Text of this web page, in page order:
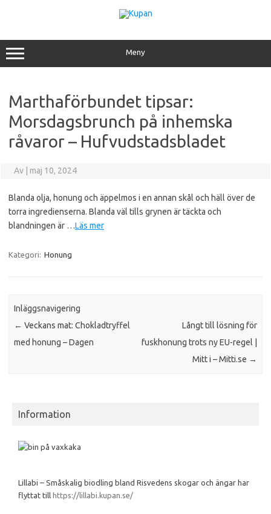
Meny
Marthaförbundet tipsar:
Morsdagsbrunch på inhemska
råvaror – Hufvudstadsbladet
Av maj 10, 2024
Blanda olja, honung och äppelmos i en annan skål och häll över de
torra ingredienserna. Blanda väl tills grynen är täckta och
blandningen är …Läs mer
Kategori: Honung
Inläggsnavigering
← Veckans mat: Chokladtryffel
med honung – Dagen
Långt till lösning för
fuskhonung trots ny EU-regel |
Mitt i – Mitti.se →
Information
Lillabi – Småskalig biodling bland Risvedens skogar och ängar har
flyttat till https://lillabi.kupan.se/